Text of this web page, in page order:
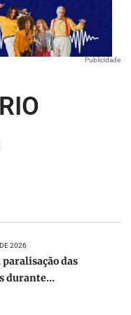
Publicidade
2026
paralisação das
durante...